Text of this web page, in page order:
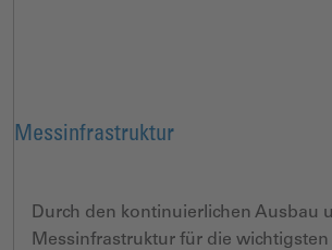
Messinfrastruktur
Durch den kontinuierlichen Ausbau
Messinfrastruktur für die wichtigsten